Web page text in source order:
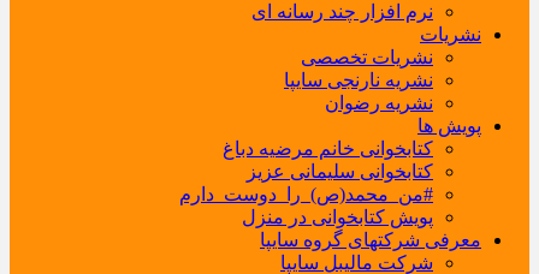
نرم افزار چند رسانه ای
نشریات
نشریات تخصصی
نشریه نارنجی سایپا
نشریه رضوان
پویش ها
کتابخوانی خانم مرضیه دباغ
کتابخوانی سلیمانی عزیز
#من_محمد(ص)_را_دوست_دارم
پویش کتابخوانی در منزل
معرفی شرکتهای گروه سایپا
شرکت مالیبل سایپا